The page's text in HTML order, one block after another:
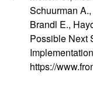
Schuurman
Brandl E.,
Possible Next
https://